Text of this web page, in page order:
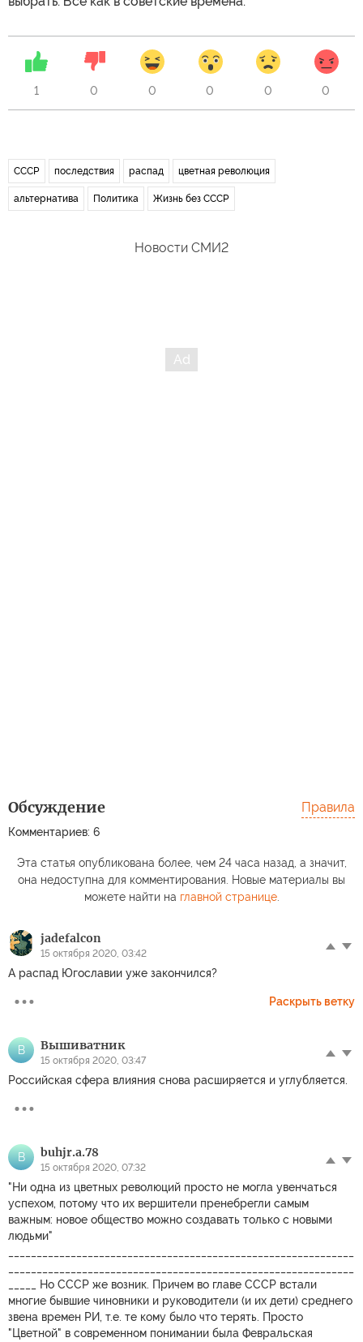
1 0 0 0 0 0
СССР последствия распад цветная революция
альтернатива Политика Жизнь без СССР
Новости СМИ2
Обсуждение
Комментариев: 6
Правила
Эта статья опубликована более, чем 24 часа назад, а значит,
она недоступна для комментирования. Новые материалы вы
можете найти на главной странице.
jadefalcon
15 октября 2020, 03:42
А распад Югославии уже закончился?
Раскрыть ветку
В Вышиватник
15 октября 2020, 03:47
Российская сфера влияния снова расширяется и углубляется.
B buhjr.a.78
15 октября 2020, 07:32
"Ни одна из цветных революций просто не могла увенчаться
успехом, потому что их вершители пренебрегли самым
важным: новое общество можно создавать только с новыми
людьми"
_____ Но СССР же возник. Причем во главе СССР встали
многие бывшие чиновники и руководители (и их дети) среднего
звена времен РИ, т.е. те кому было что терять. Просто
"Цветной" в современном понимании была Февральская